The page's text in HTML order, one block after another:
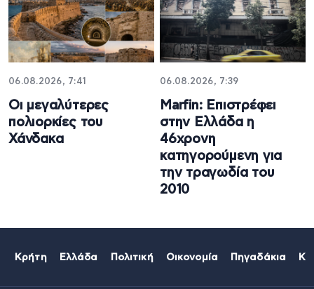
06.08.2026, 7:41
Οι μεγαλύτερες
πολιορκίες του
Χάνδακα
06.08.2026, 7:39
Marfin: Επιστρέφει
στην Ελλάδα η
46χρονη
κατηγορούμενη για
την τραγωδία του
2010
Κρήτη Ελλάδα Πολιτική Οικονομία Πηγαδάκια